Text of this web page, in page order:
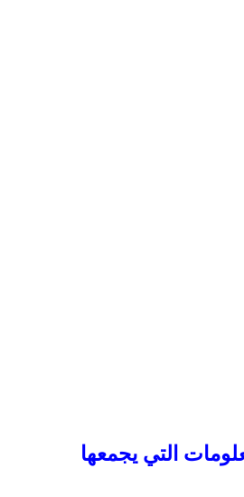
التي يجمعها